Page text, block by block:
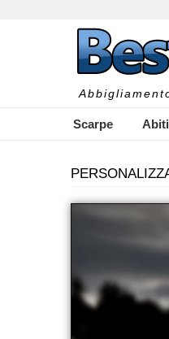
Scarpe